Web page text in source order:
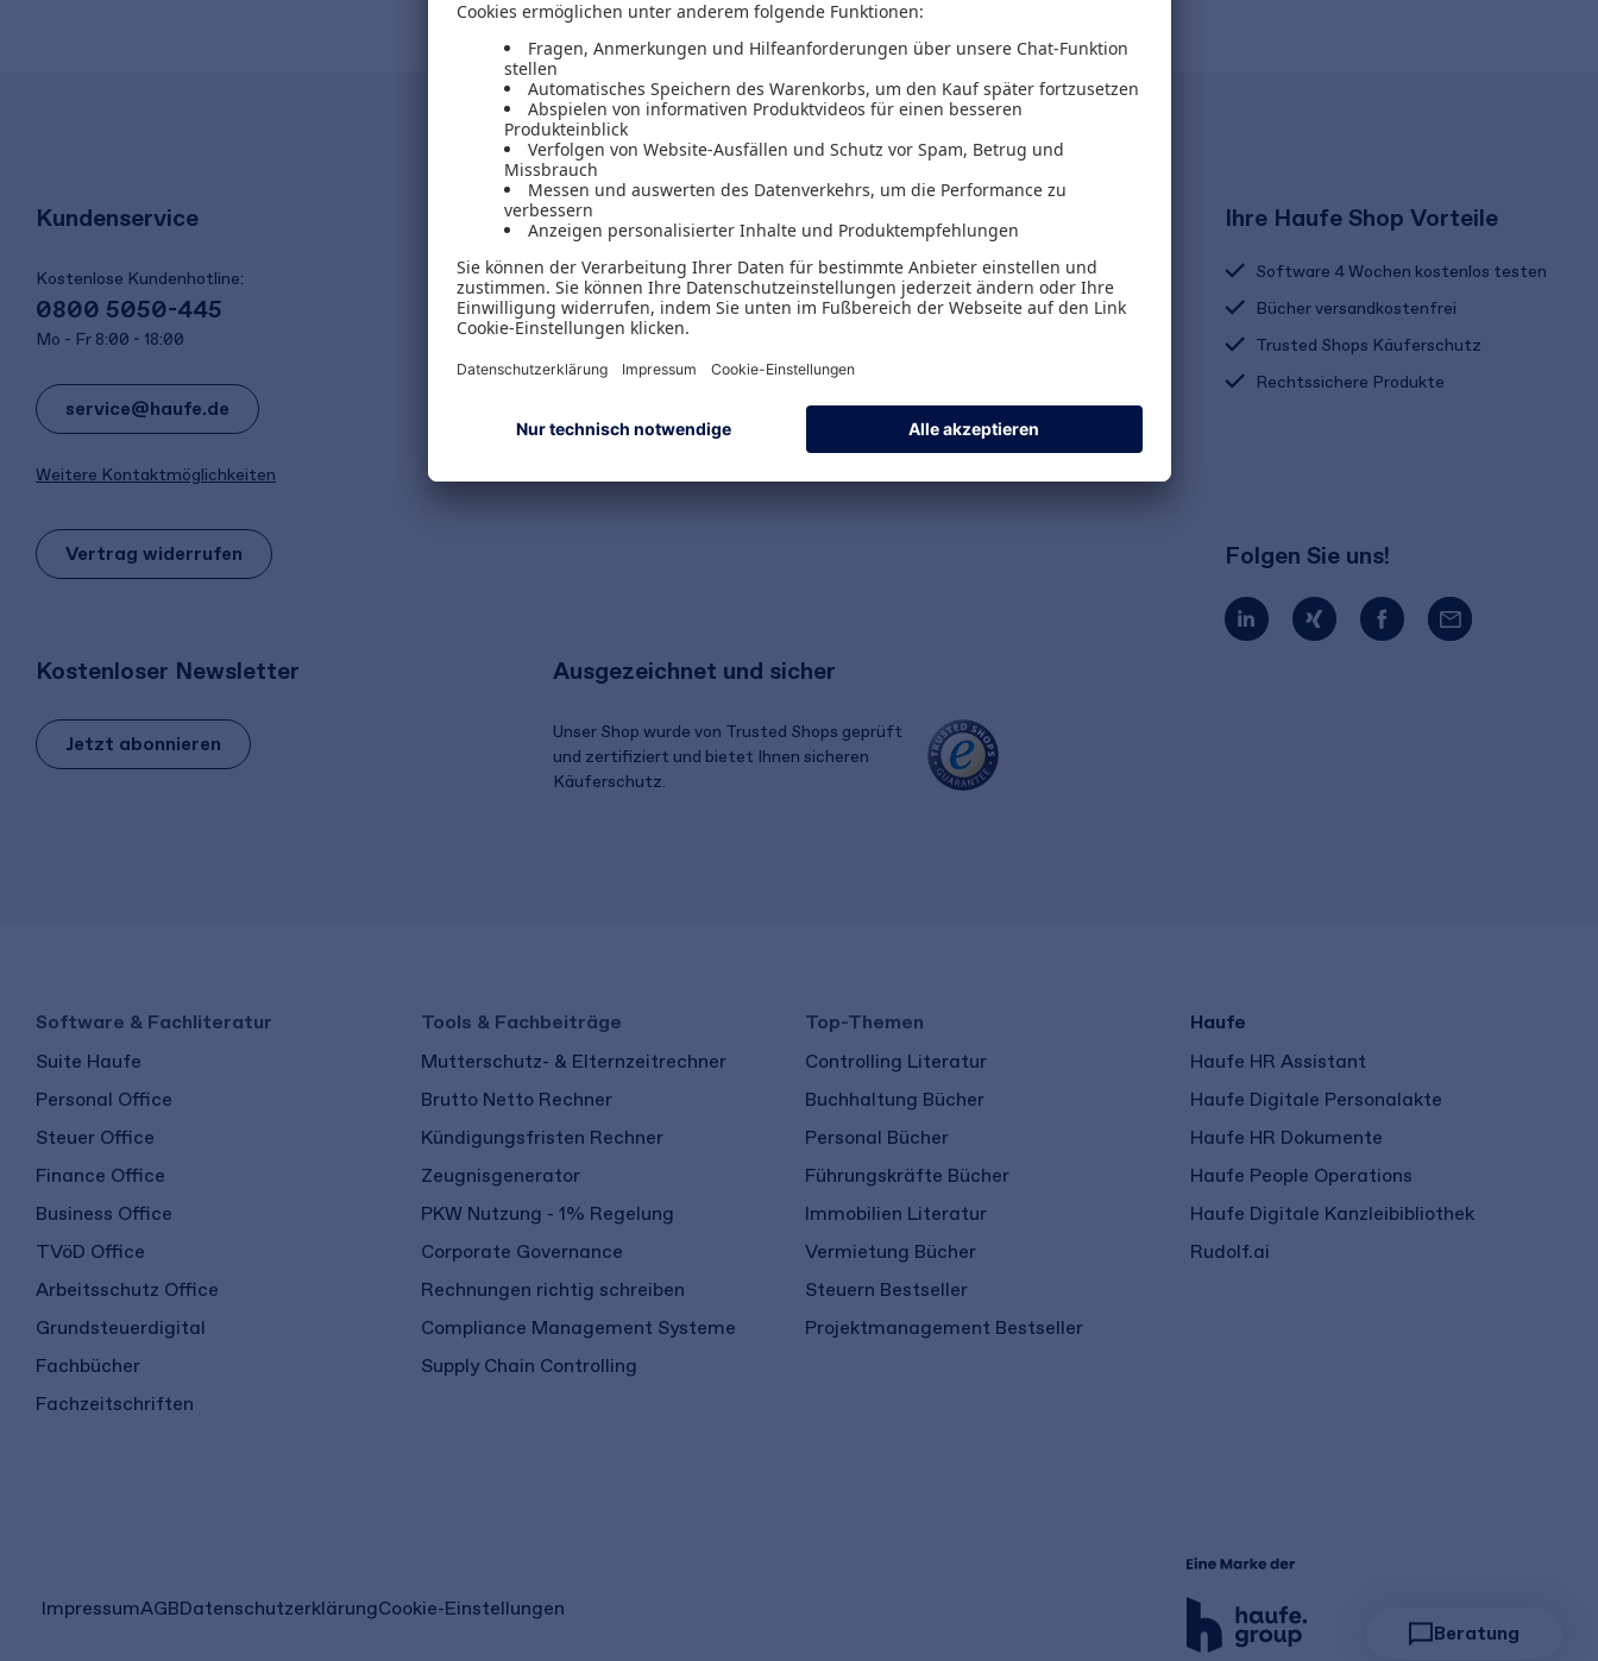
Kundenservice
Kostenlose Kundenhotline:
0800 5050-445
Mo - Fr 8:00 - 18:00
service@haufe.de
Weitere Kontaktmöglichkeiten
Vertrag widerrufen
Versand & Zahlungsarten
Versandpauschalen
Kostenlose Rücksendungen
Alle Zahlungsarten
Kostenloser Newsletter
Jetzt abonnieren
Ausgezeichnet und sicher
Unser Shop wurde von Trusted Shops geprüft
und zertifiziert und bietet Ihnen sicheren
Käuferschutz.
Ihre Haufe Shop Vorteile
Software 4 Wochen kostenlos testen
Bücher versandkostenfrei
Trusted Shops Käuferschutz
Rechtssichere Produkte
Folgen Sie uns!
Software & Fachliteratur
Suite Haufe
Personal Office
Steuer Office
Finance Office
Business Office
TVöD Office
Arbeitsschutz Office
Grundsteuerdigital
Fachbücher
Fachzeitschriften
Tools & Fachbeiträge
Mutterschutz- & Elternzeitrechner
Brutto Netto Rechner
Kündigungsfristen Rechner
Zeugnisgenerator
PKW Nutzung - 1% Regelung
Corporate Governance
Rechnungen richtig schreiben
Compliance Management Systeme
Supply Chain Controlling
Top-Themen
Controlling Literatur
Buchhaltung Bücher
Personal Bücher
Führungskräfte Bücher
Immobilien Literatur
Vermietung Bücher
Steuern Bestseller
Projektmanagement Bestseller
Haufe
Haufe HR Assistant
Haufe Digitale Personalakte
Haufe HR Dokumente
Haufe People Operations
Haufe Digitale Kanzleibibliothek
Rudolf.ai
ImpressumAGB(öffnet
DatenschutzerklärungCookie-Einstellungen
Beratung